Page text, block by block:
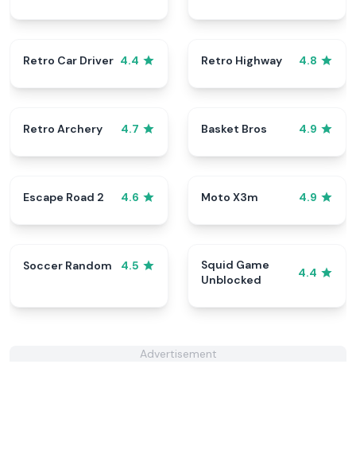
Retro Car Driver 4.4 Retro Highway 4.8
Retro Archery 4.7 Basket Bros 4.9
Escape Road 2 4.6 Moto X3m 4.9
Soccer Random 4.5
Squid Game
Unblocked
4.4
Advertisement